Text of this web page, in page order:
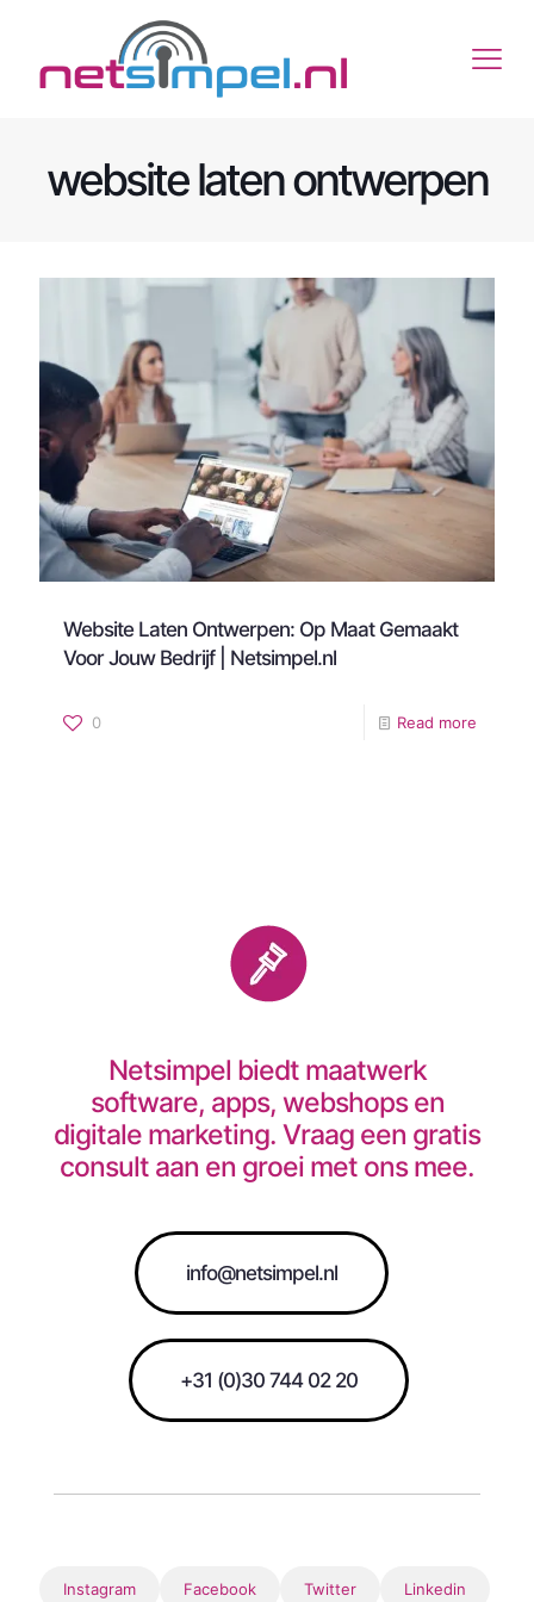
website laten ontwerpen
Website Laten Ontwerpen: Op Maat Gemaakt
Voor Jouw Bedrijf | Netsimpel.nl
0 Read more
Netsimpel biedt maatwerk
software, apps, webshops en
digitale marketing. Vraag een gratis
consult aan en groei met ons mee.
info@netsimpel.nl
+31 (0)30 744 02 20
Instagram Facebook Twitter Linkedin